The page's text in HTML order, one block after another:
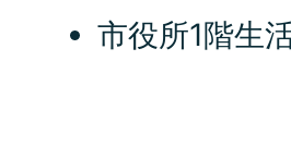
市役所1階生